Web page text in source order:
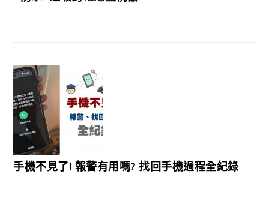
手機不見了! 報警有用嗎? 找回手機過程全紀錄